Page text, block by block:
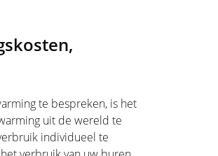
te bespreken, is het
uit de wereld te
individueel te